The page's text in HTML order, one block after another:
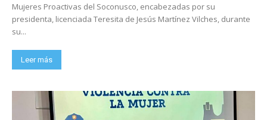
Mujeres Proactivas del Soconusco, encabezadas por su
presidenta, licenciada Teresita de Jesús Martínez Vilches, durante
su...
Leer más